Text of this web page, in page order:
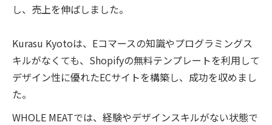
し、売上を伸ばしました​​。
Kurasu Kyotoは、Eコマースの知識やプログラミングス
キルがなくても、Shopifyの無料テンプレートを利用して
デザイン性に優れたECサイトを構築し、成功を収めまし
た​​。
WHOLE MEATでは、経験やデザインスキルがない状態で